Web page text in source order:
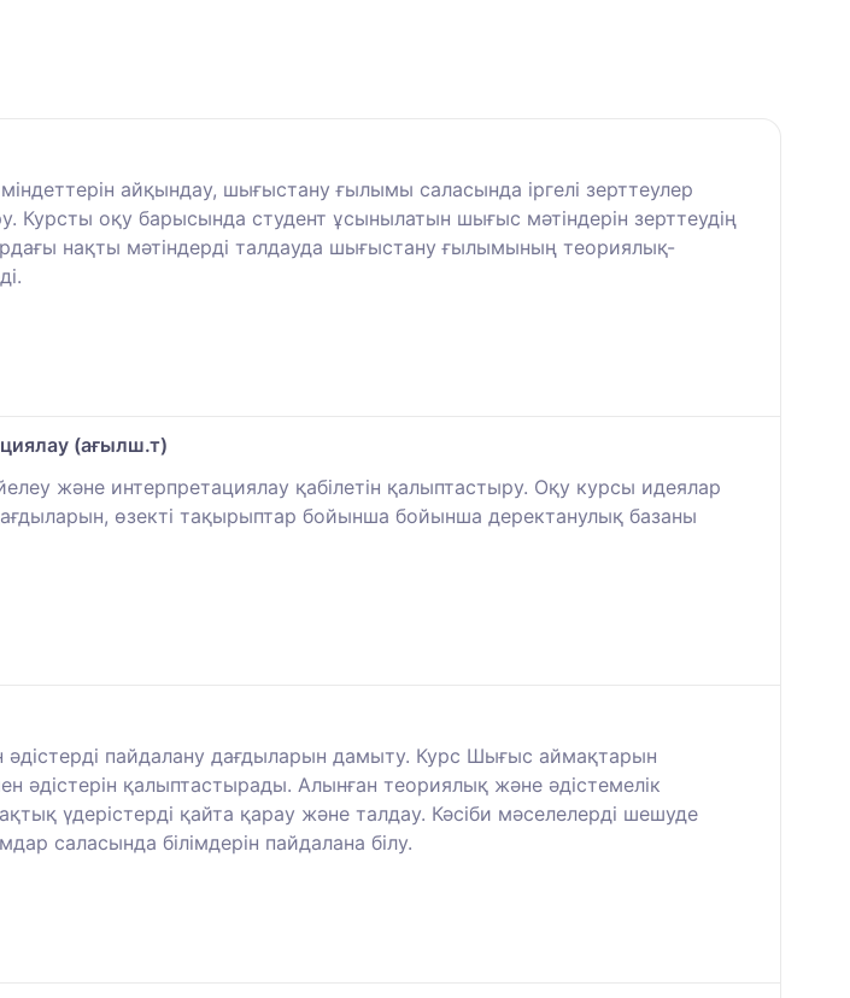
айқындау, шығыстану ғылымы саласында іргелі зерттеулер
Курсты оқу барысында студент ұсынылатын шығыс мәтіндерін зерттеудің
нақты мәтіндерді талдауда шығыстану ғылымының теориялық-
(ағылш.т)
және интерпретациялау қабілетін қалыптастыру. Оқу курсы идеялар
өзекті тақырыптар бойынша бойынша деректанулық базаны
пайдалану дағдыларын дамыту. Курс Шығыс аймақтарын
әдістерін қалыптастырады. Алынған теориялық және әдістемелік
үдерістерді қайта қарау және талдау. Кәсіби мәселелерді шешуде
саласында білімдерін пайдалана білу.